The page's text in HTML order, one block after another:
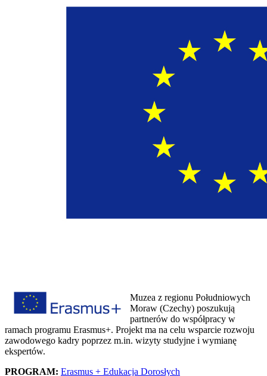
Muzea z regionu Południowych
Moraw (Czechy) poszukują
partnerów do współpracy w
ramach programu Erasmus+. Projekt ma na celu wsparcie rozwoju
zawodowego kadry poprzez m.in. wizyty studyjne i wymianę
ekspertów.
PROGRAM: Erasmus + Edukacja Dorosłych